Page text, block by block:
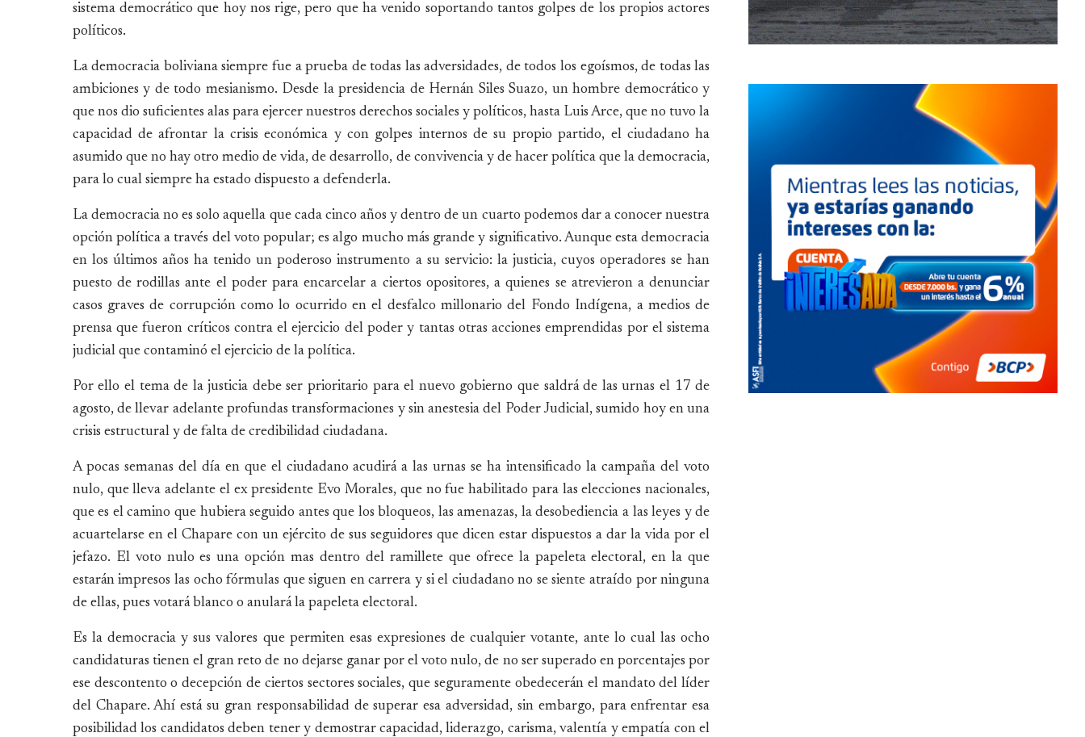
sistema democrático que hoy nos rige, pero que ha venido soportando tantos golpes de los propios actores
políticos.
La democracia boliviana siempre fue a prueba de todas las adversidades, de todos los egoísmos, de todas las
ambiciones y de todo mesianismo. Desde la presidencia de Hernán Siles Suazo, un hombre democrático y
que nos dio suficientes alas para ejercer nuestros derechos sociales y políticos, hasta Luis Arce, que no tuvo la
capacidad de afrontar la crisis económica y con golpes internos de su propio partido, el ciudadano ha
asumido que no hay otro medio de vida, de desarrollo, de convivencia y de hacer política que la democracia,
para lo cual siempre ha estado dispuesto a defenderla.
La democracia no es solo aquella que cada cinco años y dentro de un cuarto podemos dar a conocer nuestra
opción política a través del voto popular; es algo mucho más grande y significativo. Aunque esta democracia
en los últimos años ha tenido un poderoso instrumento a su servicio: la justicia, cuyos operadores se han
puesto de rodillas ante el poder para encarcelar a ciertos opositores, a quienes se atrevieron a denunciar
casos graves de corrupción como lo ocurrido en el desfalco millonario del Fondo Indígena, a medios de
prensa que fueron críticos contra el ejercicio del poder y tantas otras acciones emprendidas por el sistema
judicial que contaminó el ejercicio de la política.
Por ello el tema de la justicia debe ser prioritario para el nuevo gobierno que saldrá de las urnas el 17 de
agosto, de llevar adelante profundas transformaciones y sin anestesia del Poder Judicial, sumido hoy en una
crisis estructural y de falta de credibilidad ciudadana.
A pocas semanas del día en que el ciudadano acudirá a las urnas se ha intensificado la campaña del voto
nulo, que lleva adelante el ex presidente Evo Morales, que no fue habilitado para las elecciones nacionales,
que es el camino que hubiera seguido antes que los bloqueos, las amenazas, la desobediencia a las leyes y de
acuartelarse en el Chapare con un ejército de sus seguidores que dicen estar dispuestos a dar la vida por el
jefazo. El voto nulo es una opción mas dentro del ramillete que ofrece la papeleta electoral, en la que
estarán impresos las ocho fórmulas que siguen en carrera y si el ciudadano no se siente atraído por ninguna
de ellas, pues votará blanco o anulará la papeleta electoral.
Es la democracia y sus valores que permiten esas expresiones de cualquier votante, ante lo cual las ocho
candidaturas tienen el gran reto de no dejarse ganar por el voto nulo, de no ser superado en porcentajes por
ese descontento o decepción de ciertos sectores sociales, que seguramente obedecerán el mandato del líder
del Chapare. Ahí está su gran responsabilidad de superar esa adversidad, sin embargo, para enfrentar esa
posibilidad los candidatos deben tener y demostrar capacidad, liderazgo, carisma, valentía y empatía con el